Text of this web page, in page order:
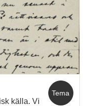
Tema
källa. Vi